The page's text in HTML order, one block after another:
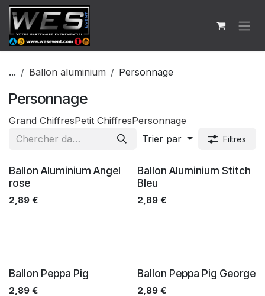
Se rendre au contenu
... Ballon aluminium Personnage
Personnage
Grand ChiffresPetit ChiffresPersonnage
Trier par
Filtres
Ventes
Ballon Aluminium Angel
rose
2,89 €
Ventes
Ballon Aluminium Stitch
Bleu
2,89€
Ventes
Ballon Peppa Pig
2,89 €
Ventes
Ballon Peppa Pig George
2,89€